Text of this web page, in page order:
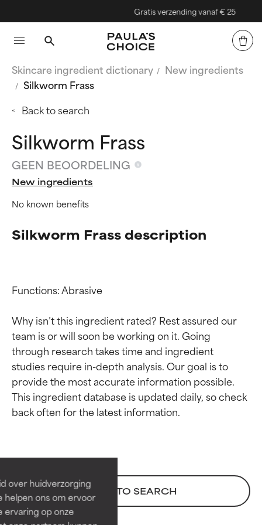
over huidverzorging
helpen ons om ervoor
ervaring op onze
Gratis verzending vanaf € 25
Skincare ingredient dictionary
New ingredients
Silkworm Frass
Back to search
Silkworm Frass
GEEN BEOORDELING
New ingredients
No known benefits
Silkworm Frass description
Functions: Abrasive
Why isn’t this ingredient rated? Rest assured our
team is or will soon be working on it. Going
through research takes time and ingredient
studies require in-depth analysis. Our goal is to
provide the most accurate information possible.
This ingredient database is updated daily, so check
BACK TO SEARCH
Beoordelingen van
Bewezen en ondersteund door
onafhankelijk onderzoek.
Uitstekend actief ingrediënt
voor de meeste huidtypen of
Beoordelingen van
Bewezen en ondersteund door
onafhankelijk onderzoek.
Uitstekend actief ingrediënt
voor de meeste huidtypen of